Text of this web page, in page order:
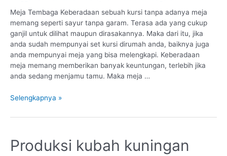
Meja Tembaga Keberadaan sebuah kursi tanpa adanya meja
memang seperti sayur tanpa garam. Terasa ada yang cukup
ganjil untuk dilihat maupun dirasakannya. Maka dari itu, jika
anda sudah mempunyai set kursi dirumah anda, baiknya juga
anda mempunyai meja yang bisa melengkapi. Keberadaan
meja memang memberikan banyak keuntungan, terlebih jika
anda sedang menjamu tamu. Maka meja …
Selengkapnya »
Produksi kubah kuningan
Produksi
kubah